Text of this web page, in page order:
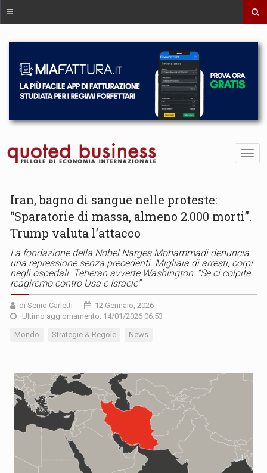
Iran, bagno di sangue nelle proteste:
“Sparatorie di massa, almeno 2.000 morti”.
Trump valuta l’attacco
La fondazione della Nobel Narges Mohammadi denuncia
una repressione senza precedenti. Migliaia di arresti, corpi
negli ospedali. Teheran avverte Washington: “Se ci colpite
reagiremo contro Usa e Israele”
di Senio Carletti
12 Gennaio, 2026
Ultimo aggiornamento: 14/01/2026 06:53
Mondo Strategie & Regole News